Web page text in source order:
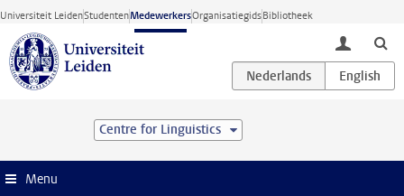
Ga direct naar de inhoud
Universiteit LeidenStudentenMedewerkersOrganisatiegidsBibliotheek
toggle
Centre for Linguistics
Menu